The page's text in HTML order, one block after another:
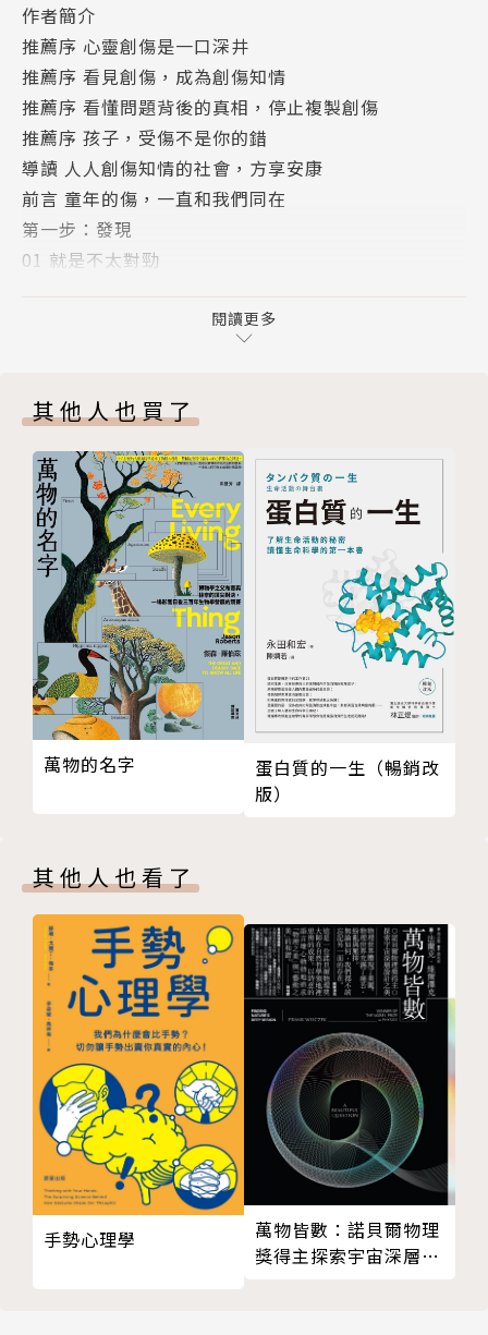
你我都暴露在這種常見卻不曾察覺的危險之中，
因為那口深井裡藏著的不是可見的有毒物質，而是：你
我的童年逆境經驗。
童年逆境經驗對我們不只有心理層面的影響，還能改變
細胞讀取DNA和複製的方式，長期改變我們的身體。
不僅出現學習或行為問題的機率是其他人的32.6倍、
曾試圖自殺機率也高達12.2倍、罹患冠心病、癌症、
肺部疾病、中風、糖尿病的機率都高達近3倍、憂鬱等
年逆境經驗視為悲劇或童話故事，也不須克服、怪罪或
選擇遺忘自己的童年。而是該找到直視這個問題的勇
氣、打破惡性循環，進一步獲得能治癒一個人、一個社
區的工具，從而逐步改善整個國家、整個世界的健康。
▍作者簡介
娜汀‧哈里斯（Nadine Burke Harris）
哈佛公共衛生學院碩士，加州大學醫學博士，美國兒科
學會「韌性計畫」諮詢委員會成員。
2005年加入加利福尼亞太平洋醫療中心，主要負責舊
健康中心」
在讀過文斯‧費利帝醫師〈童年受虐及家庭關係失衡與
成人多項主要死因之關連：童年逆境經驗研究〉的論文
後，意識到她的小小病人們因為兒時創傷，造成現在與
未來的疾病。她期望透過「青少年身心健康中心」整合
基層醫療保健、身心健康、研究、政策、教育，以及社
區與家庭扶助，為全人類辨識兒童逆境經驗對健康的影
響，並有效治療惡性壓力。
2014年獲邀參加舊金山TED大會演講，以「童年創傷
對我們一生健康的影響」為題發表演說。其影片目前已
有超過400萬次的瀏覽紀錄。曾獲黃金人文主義榮譽協
會的醫療人文主義獎、詹姆斯‧歐文基金會的領袖成就
作者簡介
推薦序 心靈創傷是一口深井
推薦序 看見創傷，成為創傷知情
推薦序 看懂問題背後的真相，停止複製創傷
推薦序 孩子，受傷不是你的錯
導讀 人人創傷知情的社會，方享安康
前言 童年的傷，一直和我們同在
第一步：發現
01 就是不太對勁
05 動態擾亂
第三步：處方
07 童年逆境經驗的解藥
08 阻止大屠殺！
09 世上最性感的男人
10 強力緩衝
第四步：變革
11 浪潮
12 李施德霖
13 後照鏡
後記 走向健康的未來
附錄一 童年逆境經驗檢測表
附錄二 青少年身心健康中心童年逆境經驗問卷
閱讀更多
其他人也買了
萬物的名字
蛋白質的一生（暢銷改
版）
其他人也看了
手勢心理學
萬物皆數：諾貝爾物理
獎得主探索宇宙深層設